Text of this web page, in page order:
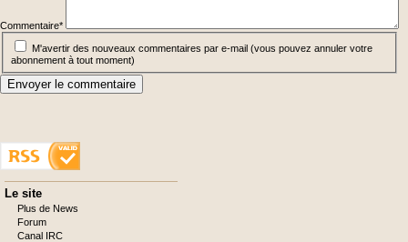
Commentaire*
M'avertir des nouveaux commentaires par e-mail (vous pouvez annuler votre
abonnement à tout moment)
Envoyer le commentaire
Aller
au
contenu
Le site
Plus de News
Forum
Canal IRC